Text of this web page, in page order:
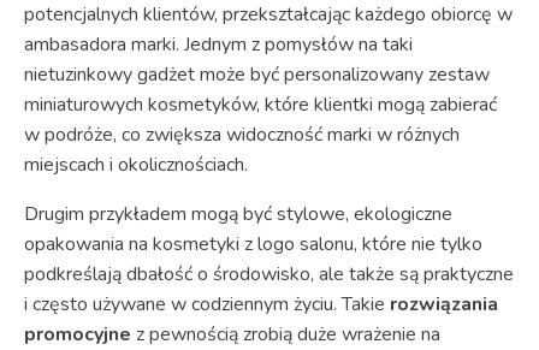
potencjalnych klientów, przekształcając każdego obiorcę w
ambasadora marki. Jednym z pomysłów na taki
nietuzinkowy gadżet może być personalizowany zestaw
miniaturowych kosmetyków, które klientki mogą zabierać
w podróże, co zwiększa widoczność marki w różnych
miejscach i okolicznościach.
Drugim przykładem mogą być stylowe, ekologiczne
opakowania na kosmetyki z logo salonu, które nie tylko
podkreślają dbałość o środowisko, ale także są praktyczne
i często używane w codziennym życiu. Takie rozwiązania
promocyjne z pewnością zrobią duże wrażenie na